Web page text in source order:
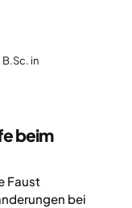
in
beim
Faust
bei